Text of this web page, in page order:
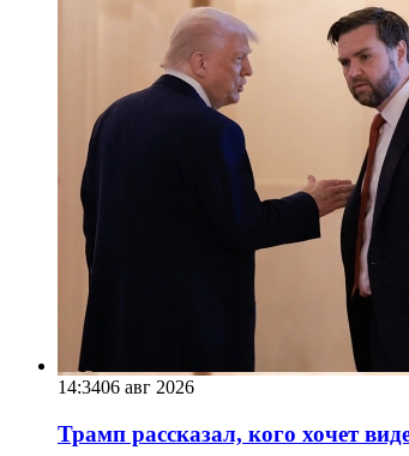
14:3406 авг 2026
Трамп рассказал, кого хочет